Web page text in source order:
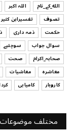
UNCATEGORIZED
اس وقت آپ کا
July 29, 2026
UNCATEGORIZED
قرض لینے اور
July 29, 2026
آپ کا فیصلہ کرنے کا
July 29, 2026
الله_کے_نام
اللہ اکبر
تصوف
تفسیرابن کثیر
حکمت
ذمہ داری
سوال جواب
سوچئیے
صحابہ_اکرام
صحت
معاشرہ
معاشیات
کاروبار
کامیابی
مختلف موضوعات